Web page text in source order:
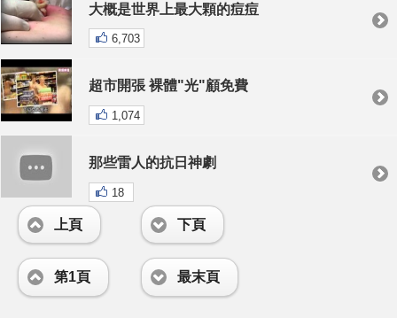
大概是世界上最大顆的痘痘
6,703
超市開張 裸體"光"顧免費
1,074
那些雷人的抗日神劇
18
上頁 下頁
第1頁 最末頁